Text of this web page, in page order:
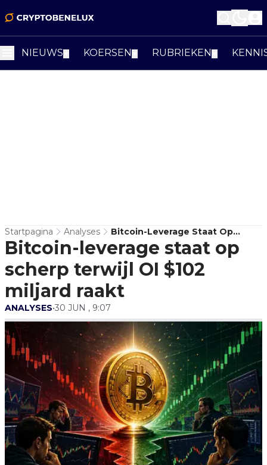
NIEUWS KOERSEN RUBRIEKEN
Startpagina Analyses
Bitcoin-Leverage Staat Op
Scherp Terwijl OI $102 Miljard
Raakt
Bitcoin-leverage staat op
scherp terwijl OI $102
miljard raakt
ANALYSES•30 JUN , 9:07